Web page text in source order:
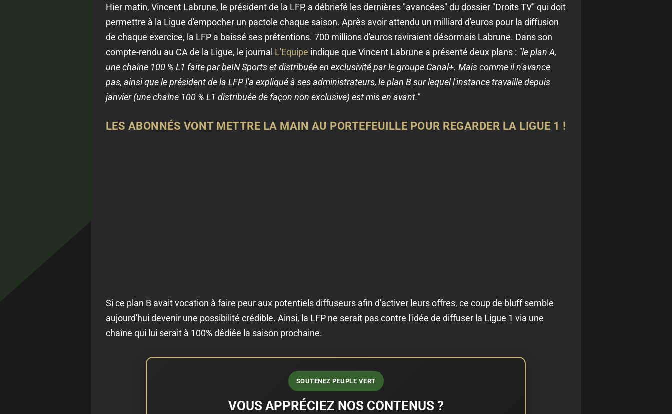
Hier matin, Vincent Labrune, le président de la LFP, a débriefé les dernières "avancées" du dossier "Droits TV" qui doit
permettre à la Ligue d'empocher un pactole chaque saison. Après avoir attendu un milliard d'euros pour la diffusion
de chaque exercice, la LFP a baissé ses prétentions. 700 millions d'euros raviraient désormais Labrune. Dans son
compte-rendu au CA de la Ligue, le journal L'Equipe indique que Vincent Labrune a présenté deux plans : "le plan A,
une chaîne 100 % L1 faite par beIN Sports et distribuée en exclusivité par le groupe Canal+. Mais comme il n'avance
pas, ainsi que le président de la LFP l'a expliqué à ses administrateurs, le plan B sur lequel l'instance travaille depuis
janvier (une chaîne 100 % L1 distribuée de façon non exclusive) est mis en avant."
LES ABONNÉS VONT METTRE LA MAIN AU PORTEFEUILLE POUR REGARDER LA LIGUE 1 !
Si ce plan B avait vocation à faire peur aux potentiels diffuseurs afin d'activer leurs offres, ce coup de bluff semble
aujourd'hui devenir une possibilité crédible. Ainsi, la LFP ne serait pas contre l'idée de diffuser la Ligue 1 via une
chaîne qui lui serait à 100% dédiée la saison prochaine.
SOUTENEZ PEUPLE VERT
VOUS APPRÉCIEZ NOS CONTENUS ?